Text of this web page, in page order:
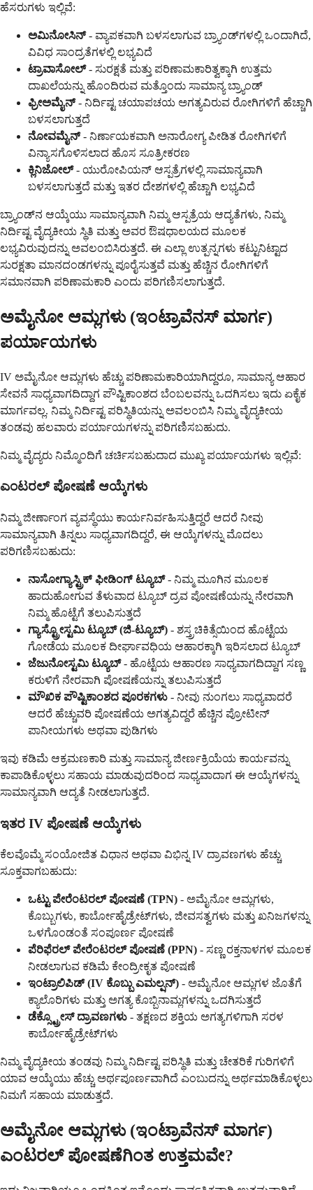
ಹೆಸರುಗಳು ಇಲ್ಲಿವೆ:
ಅಮಿನೋಸಿನ್- ವ್ಯಾಪಕವಾಗಿ ಬಳಸಲಾಗುವ ಬ್ರ್ಯಾಂಡ್‌ಗಳಲ್ಲಿ ಒಂದಾಗಿದೆ,
ವಿವಿಧ ಸಾಂದ್ರತೆಗಳಲ್ಲಿ ಲಭ್ಯವಿದೆ
ಟ್ರಾವಾಸೋಲ್- ಸುರಕ್ಷತೆ ಮತ್ತು ಪರಿಣಾಮಕಾರಿತ್ವಕ್ಕಾಗಿ ಉತ್ತಮ
ದಾಖಲೆಯನ್ನು ಹೊಂದಿರುವ ಮತ್ತೊಂದು ಸಾಮಾನ್ಯ ಬ್ರ್ಯಾಂಡ್
ಫ್ರೀಅಮೈನ್- ನಿರ್ದಿಷ್ಟ ಚಯಾಪಚಯ ಅಗತ್ಯವಿರುವ ರೋಗಿಗಳಿಗೆ ಹೆಚ್ಚಾಗಿ
ಬಳಸಲಾಗುತ್ತದೆ
ನೋವಮೈನ್- ನಿರ್ಣಾಯಕವಾಗಿ ಅನಾರೋಗ್ಯ ಪೀಡಿತ ರೋಗಿಗಳಿಗೆ
ವಿನ್ಯಾಸಗೊಳಿಸಲಾದ ಹೊಸ ಸೂತ್ರೀಕರಣ
ಕ್ಲಿನಿಜೋಲ್- ಯುರೋಪಿಯನ್ ಆಸ್ಪತ್ರೆಗಳಲ್ಲಿ ಸಾಮಾನ್ಯವಾಗಿ
ಬಳಸಲಾಗುತ್ತದೆ ಮತ್ತು ಇತರ ದೇಶಗಳಲ್ಲಿ ಹೆಚ್ಚಾಗಿ ಲಭ್ಯವಿದೆ
ಬ್ರ್ಯಾಂಡ್‌ನ ಆಯ್ಕೆಯು ಸಾಮಾನ್ಯವಾಗಿ ನಿಮ್ಮ ಆಸ್ಪತ್ರೆಯ ಆದ್ಯತೆಗಳು, ನಿಮ್ಮ
ನಿರ್ದಿಷ್ಟ ವೈದ್ಯಕೀಯ ಸ್ಥಿತಿ ಮತ್ತು ಅವರ ಔಷಧಾಲಯದ ಮೂಲಕ
ಲಭ್ಯವಿರುವುದನ್ನು ಅವಲಂಬಿಸಿರುತ್ತದೆ. ಈ ಎಲ್ಲಾ ಉತ್ಪನ್ನಗಳು ಕಟ್ಟುನಿಟ್ಟಾದ
ಸುರಕ್ಷತಾ ಮಾನದಂಡಗಳನ್ನು ಪೂರೈಸುತ್ತವೆ ಮತ್ತು ಹೆಚ್ಚಿನ ರೋಗಿಗಳಿಗೆ
ಸಮಾನವಾಗಿ ಪರಿಣಾಮಕಾರಿ ಎಂದು ಪರಿಗಣಿಸಲಾಗುತ್ತದೆ.
ಅಮೈನೋ ಆಮ್ಲಗಳು (ಇಂಟ್ರಾವೆನಸ್ ಮಾರ್ಗ)
ಪರ್ಯಾಯಗಳು
IV ಅಮೈನೋ ಆಮ್ಲಗಳು ಹೆಚ್ಚು ಪರಿಣಾಮಕಾರಿಯಾಗಿದ್ದರೂ, ಸಾಮಾನ್ಯ ಆಹಾರ
ಸೇವನೆ ಸಾಧ್ಯವಾಗದಿದ್ದಾಗ ಪೌಷ್ಟಿಕಾಂಶದ ಬೆಂಬಲವನ್ನು ಒದಗಿಸಲು ಇದು ಏಕೈಕ
ಮಾರ್ಗವಲ್ಲ. ನಿಮ್ಮ ನಿರ್ದಿಷ್ಟ ಪರಿಸ್ಥಿತಿಯನ್ನು ಅವಲಂಬಿಸಿ ನಿಮ್ಮ ವೈದ್ಯಕೀಯ
ತಂಡವು ಹಲವಾರು ಪರ್ಯಾಯಗಳನ್ನು ಪರಿಗಣಿಸಬಹುದು.
ನಿಮ್ಮ ವೈದ್ಯರು ನಿಮ್ಮೊಂದಿಗೆ ಚರ್ಚಿಸಬಹುದಾದ ಮುಖ್ಯ ಪರ್ಯಾಯಗಳು ಇಲ್ಲಿವೆ:
ಎಂಟರಲ್ ಪೋಷಣೆ ಆಯ್ಕೆಗಳು
ನಿಮ್ಮ ಜೀರ್ಣಾಂಗ ವ್ಯವಸ್ಥೆಯು ಕಾರ್ಯನಿರ್ವಹಿಸುತ್ತಿದ್ದರೆ ಆದರೆ ನೀವು
ಸಾಮಾನ್ಯವಾಗಿ ತಿನ್ನಲು ಸಾಧ್ಯವಾಗದಿದ್ದರೆ, ಈ ಆಯ್ಕೆಗಳನ್ನು ಮೊದಲು
ಪರಿಗಣಿಸಬಹುದು:
ನಾಸೋಗ್ಯಾಸ್ಟ್ರಿಕ್ ಫೀಡಿಂಗ್ ಟ್ಯೂಬ್- ನಿಮ್ಮ ಮೂಗಿನ ಮೂಲಕ
ಹಾದುಹೋಗುವ ತೆಳುವಾದ ಟ್ಯೂಬ್ ದ್ರವ ಪೋಷಣೆಯನ್ನು ನೇರವಾಗಿ
ನಿಮ್ಮ ಹೊಟ್ಟೆಗೆ ತಲುಪಿಸುತ್ತದೆ
ಗ್ಯಾಸ್ಟ್ರೋಸ್ಟಮಿ ಟ್ಯೂಬ್ (ಜಿ-ಟ್ಯೂಬ್) - ಶಸ್ತ್ರಚಿಕಿತ್ಸೆಯಿಂದ ಹೊಟ್ಟೆಯ
ಗೋಡೆಯ ಮೂಲಕ ದೀರ್ಘಾವಧಿಯ ಆಹಾರಕ್ಕಾಗಿ ಇರಿಸಲಾದ ಟ್ಯೂಬ್
ಜೆಜುನೋಸ್ಟಮಿ ಟ್ಯೂಬ್- ಹೊಟ್ಟೆಯ ಆಹಾರಣ ಸಾಧ್ಯವಾಗದಿದ್ದಾಗ ಸಣ್ಣ
ಕರುಳಿಗೆ ನೇರವಾಗಿ ಪೋಷಣೆಯನ್ನು ತಲುಪಿಸುತ್ತದೆ
ಮೌಖಿಕ ಪೌಷ್ಟಿಕಾಂಶದ ಪೂರಕಗಳು - ನೀವು ನುಂಗಲು ಸಾಧ್ಯವಾದರೆ
ಆದರೆ ಹೆಚ್ಚುವರಿ ಪೋಷಣೆಯ ಅಗತ್ಯವಿದ್ದರೆ ಹೆಚ್ಚಿನ ಪ್ರೋಟೀನ್
ಪಾನೀಯಗಳು ಅಥವಾ ಪುಡಿಗಳು
ಇವು ಕಡಿಮೆ ಆಕ್ರಮಣಕಾರಿ ಮತ್ತು ಸಾಮಾನ್ಯ ಜೀರ್ಣಕ್ರಿಯೆಯ ಕಾರ್ಯವನ್ನು
ಕಾಪಾಡಿಕೊಳ್ಳಲು ಸಹಾಯ ಮಾಡುವುದರಿಂದ ಸಾಧ್ಯವಾದಾಗ ಈ ಆಯ್ಕೆಗಳನ್ನು
ಸಾಮಾನ್ಯವಾಗಿ ಆದ್ಯತೆ ನೀಡಲಾಗುತ್ತದೆ.
ಇತರ IV ಪೋಷಣೆ ಆಯ್ಕೆಗಳು
ಕೆಲವೊಮ್ಮೆ ಸಂಯೋಜಿತ ವಿಧಾನ ಅಥವಾ ವಿಭಿನ್ನ IV ದ್ರಾವಣಗಳು ಹೆಚ್ಚು
ಸೂಕ್ತವಾಗಬಹುದು:
ಒಟ್ಟು ಪೇರೆಂಟರಲ್ ಪೋಷಣೆ (TPN) - ಅಮೈನೋ ಆಮ್ಲಗಳು,
ಕೊಬ್ಬುಗಳು, ಕಾರ್ಬೋಹೈಡ್ರೇಟ್‌ಗಳು, ಜೀವಸತ್ವಗಳು ಮತ್ತು ಖನಿಜಗಳನ್ನು
ಒಳಗೊಂಡಂತೆ ಸಂಪೂರ್ಣ ಪೋಷಣೆ
ಪೆರಿಫೆರಲ್ ಪೇರೆಂಟರಲ್ ಪೋಷಣೆ (PPN) - ಸಣ್ಣ ರಕ್ತನಾಳಗಳ ಮೂಲಕ
ನೀಡಲಾಗುವ ಕಡಿಮೆ ಕೇಂದ್ರೀಕೃತ ಪೋಷಣೆ
ಇಂಟ್ರಾಲಿಪಿಡ್ (IV ಕೊಬ್ಬು ಎಮಲ್ಷನ್) - ಅಮೈನೋ ಆಮ್ಲಗಳ ಜೊತೆಗೆ
ಕ್ಯಾಲೊರಿಗಳು ಮತ್ತು ಅಗತ್ಯ ಕೊಬ್ಬಿನಾಮ್ಲಗಳನ್ನು ಒದಗಿಸುತ್ತದೆ
ಡೆಕ್ಸ್ಟ್ರೋಸ್ ದ್ರಾವಣಗಳು - ತಕ್ಷಣದ ಶಕ್ತಿಯ ಅಗತ್ಯಗಳಿಗಾಗಿ ಸರಳ
ಕಾರ್ಬೋಹೈಡ್ರೇಟ್‌ಗಳು
ನಿಮ್ಮ ವೈದ್ಯಕೀಯ ತಂಡವು ನಿಮ್ಮ ನಿರ್ದಿಷ್ಟ ಪರಿಸ್ಥಿತಿ ಮತ್ತು ಚೇತರಿಕೆ ಗುರಿಗಳಿಗೆ
ಯಾವ ಆಯ್ಕೆಯು ಹೆಚ್ಚು ಅರ್ಥಪೂರ್ಣವಾಗಿದೆ ಎಂಬುದನ್ನು ಅರ್ಥಮಾಡಿಕೊಳ್ಳಲು
ನಿಮಗೆ ಸಹಾಯ ಮಾಡುತ್ತದೆ.
ಅಮೈನೋ ಆಮ್ಲಗಳು (ಇಂಟ್ರಾವೆನಸ್ ಮಾರ್ಗ)
ಎಂಟರಲ್ ಪೋಷಣೆಗಿಂತ ಉತ್ತಮವೇ?